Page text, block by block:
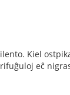
Kiel
eĉ